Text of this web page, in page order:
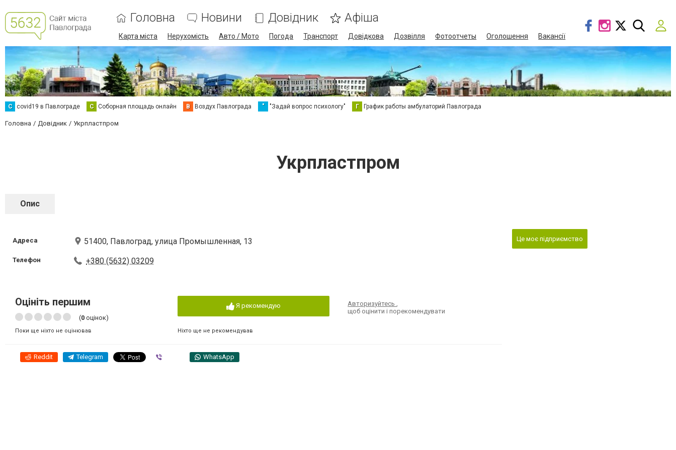
Головна Новини Довідник Афіша
Карта міста Нерухомість Авто / Мото Погода Транспорт Довідкова Дозвілля Фотоотчеты Оголошення Вакансії
C covid19 в Павлограде С Соборная площадь онлайн В Воздух Павлограда " "Задай вопрос психологу" Г График работы амбулаторий Павлограда
Головна Довідник Укрпластпром
Укрпластпром
Опис
Адреса 51400, Павлоград, улица Промышленная, 13
Телефон +380 (5632) 03209
Оцініть першим
(0 оцінок)
Поки ще ніхто не оцінював
Я рекомендую
Ніхто ще не рекомендував
Авторизуйтесь,
щоб оцінити і порекомендувати
Reddit Telegram WhatsApp
Це моє підприємство